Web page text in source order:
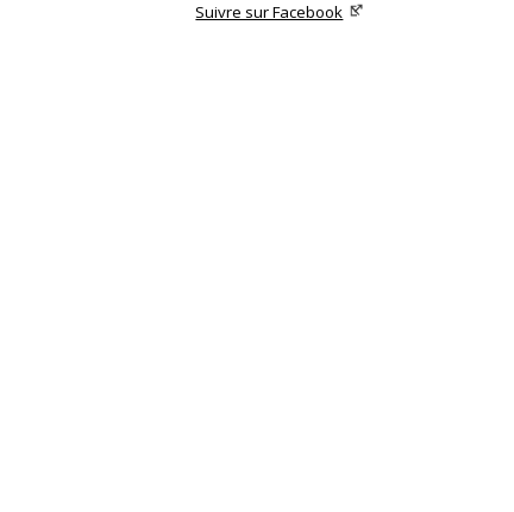
Suivre sur Facebook